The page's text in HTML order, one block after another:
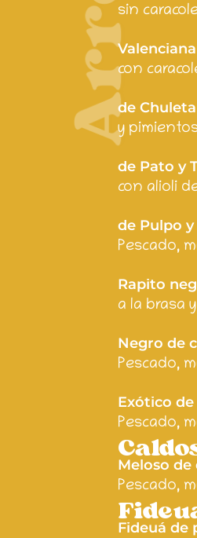
sin
Valenciana
con
de
y
de Pato y
con alioli
de Pulpo
Pescado,
Rapito
a la brasa
Negro de
Pescado,
Exótico
Pescado,
Meloso
Pescado,
Fideuá de